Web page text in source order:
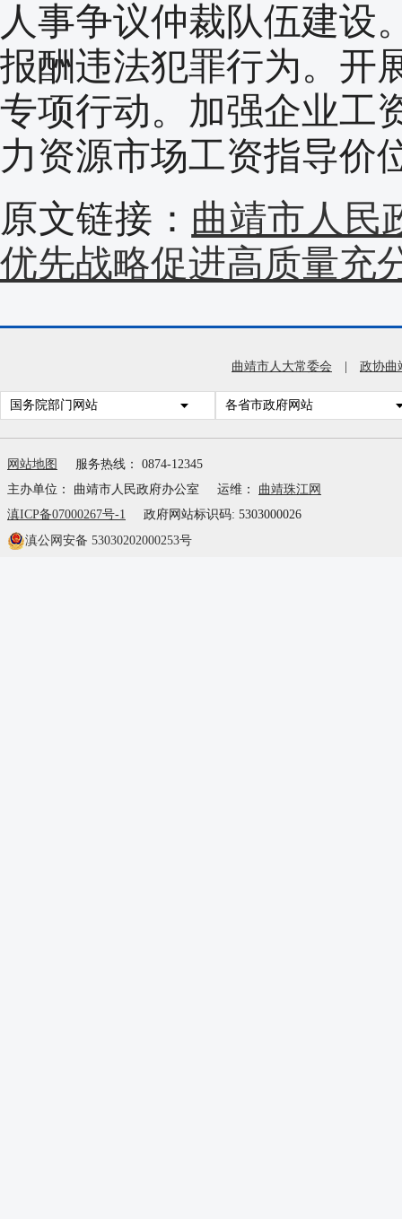
人事争议仲裁队伍建设
报酬违法犯罪行为。开
专项行动。加强企业工
力资源市场工资指导价
原文链接： 曲靖市人民
优先战略促进高质量充
曲靖市人大常委会 政协曲
国务院部门网站 各省市政府网站
网站地图
服务热线： 0874-12345
主办单位： 曲靖市人民政府办公室
运维： 曲靖珠江网
滇ICP备07000267号-1
政府网站标识码: 5303000026
滇公网安备 53030202000253号